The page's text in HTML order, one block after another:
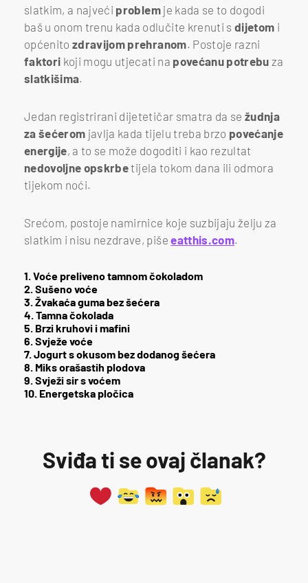
slatkim, a najveći problem je kada se to dogodi
baš u onom trenu kada odlučite krenuti s dijetom i
općenitozdravijom prehranom. Postoje razni
faktori koji mogu utjecati na povećanu potrebuza
slatkišima.
Jedan registrirani dijetetičar smatra da se žudnja
za šećerom javlja kada tijelu treba brzo povećanje
energije, a to se može dogoditi i kao rezultat
nedovoljne opskrbetijela tokom dana ili odmora
tijekom noći.
Srećom, postoje namirnice koje suzbijaju želju za
slatkim i nisu nezdrave, pišeeatthis.com.
1. Voće preliveno tamnom čokoladom
2. Sušeno voće
3. Žvakaća guma bez šećera
4. Tamna čokolada
5. Brzi kruhovi i mafini
6. Svježe voće
7. Jogurt s okusom bez dodanog šećera
8. Miks orašastih plodova
9. Svježi sir s voćem
10. Energetska pločica
Sviđa ti se ovaj članak?